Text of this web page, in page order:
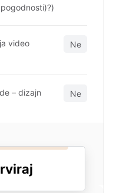
video
Ne
– dizajn
Ne